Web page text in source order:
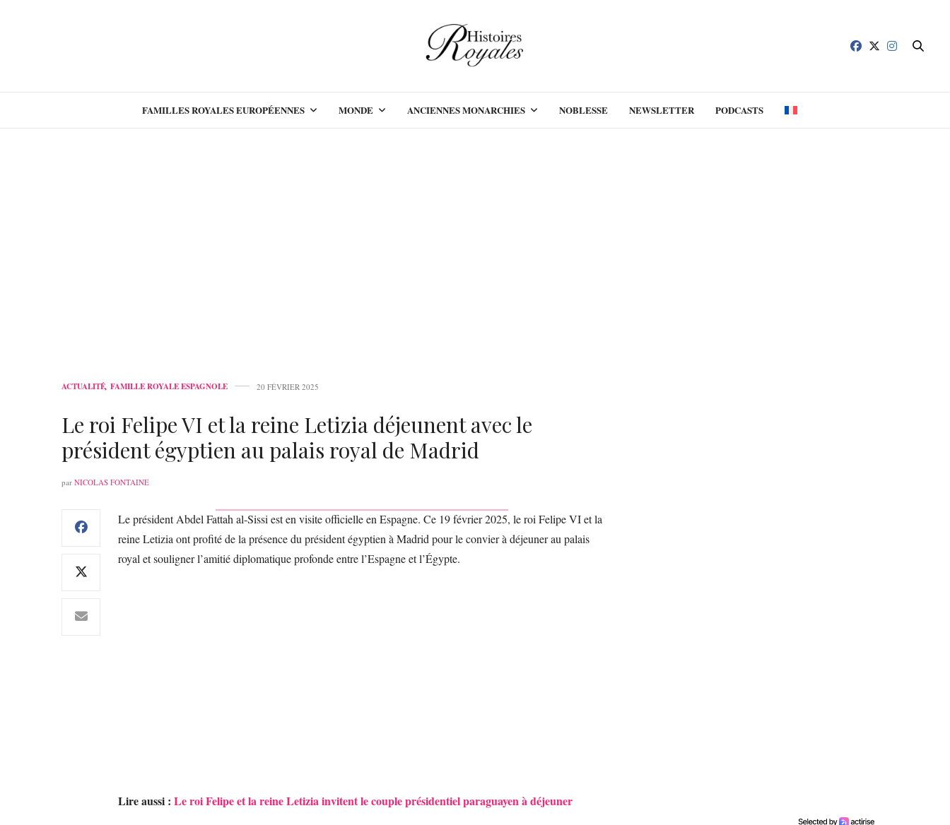
FAMILLES ROYALES EUROPÉENNES MONDE ANCIENNES MONARCHIES NOBLESSE NEWSLETTER PODCASTS
ACTUALITÉ, FAMILLE ROYALE ESPAGNOLE 20 FÉVRIER 2025
Le roi Felipe VI et la reine Letizia déjeunent avec le
président égyptien au palais royal de Madrid
par NICOLAS FONTAINE
Le président Abdel Fattah al-Sissi est en visite officielle en Espagne. Ce 19 février 2025, le roi Felipe VI et la
reine Letizia ont profité de la présence du président égyptien à Madrid pour le convier à déjeuner au palais
royal et souligner l’amitié diplomatique profonde entre l’Espagne et l’Égypte.
Lire aussi : Le roi Felipe et la reine Letizia invitent le couple présidentiel paraguayen à déjeuner